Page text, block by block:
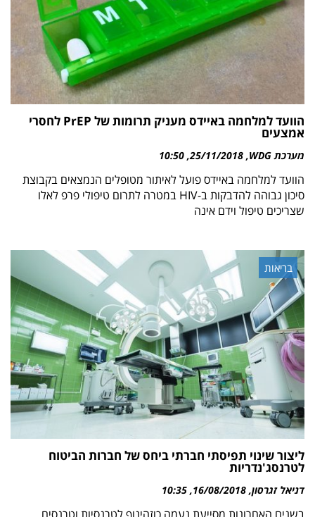
הוועד למלחמה באיידס מעניק תרומות של PrEP לחסרי
אמצעים
מערכת WDG 25/11/2018
10:50
הוועד למלחמה באיידס פועל לאיתור מטופלים הנמצאים בקבוצת
סיכון גבוהה להדבקות ב-HIV במטרה לתרום טיפולי פרפ לאלו
שצריכים טיפול וידם אינה
בריאות
ליצור שינוי תפיסתי חברתי ביחס של חברות הביטוח
לטרנסג'נדריות
דניאל זגרסון 16/08/2018
10:35